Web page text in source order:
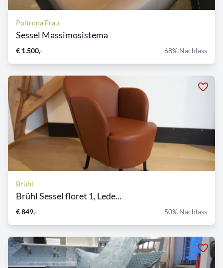
Poltrona Frau
Sessel Massimosistema
€ 1.500,- 68% Nachlass
Brühl
Brühl Sessel floret 1, Lede...
€ 849,- 50% Nachlass